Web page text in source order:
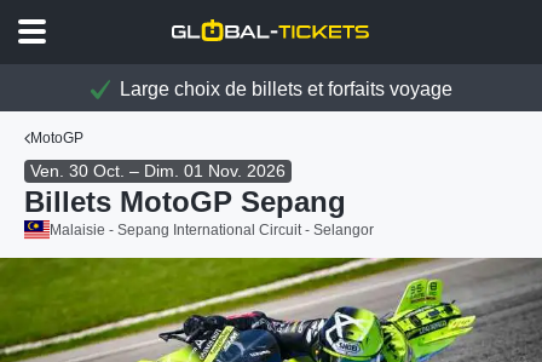
Large choix de billets et forfaits voyage
MotoGP
Ven. 30 Oct. – Dim. 01 Nov. 2026
Billets MotoGP Sepang
Malaisie - Sepang International Circuit - Selangor